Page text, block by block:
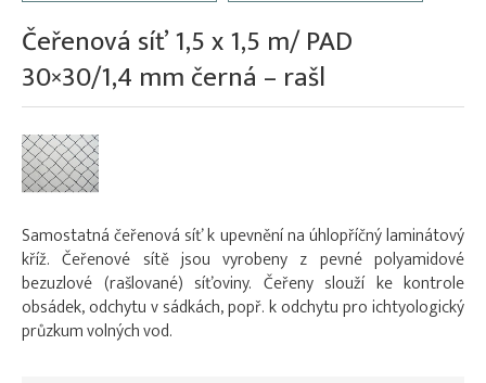
O firmě
Kontakt
Čeřenová síť 1,5 x 1,5 m/ PAD
30×30/1,4 mm černá – rašl
Samostatná čeřenová síť k upevnění na úhlopříčný laminátový
kříž. Čeřenové sítě jsou vyrobeny z pevné polyamidové
bezuzlové (rašlované) síťoviny. Čeřeny slouží ke kontrole
obsádek, odchytu v sádkách, popř. k odchytu pro ichtyologický
průzkum volných vod.